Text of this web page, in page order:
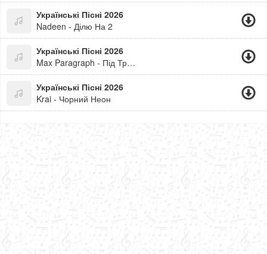
Українські Пісні 2026
Nadeen - Ділю На 2
Українські Пісні 2026
Max Paragraph - Під Три Чорти
Українські Пісні 2026
Krai - Чорний Неон